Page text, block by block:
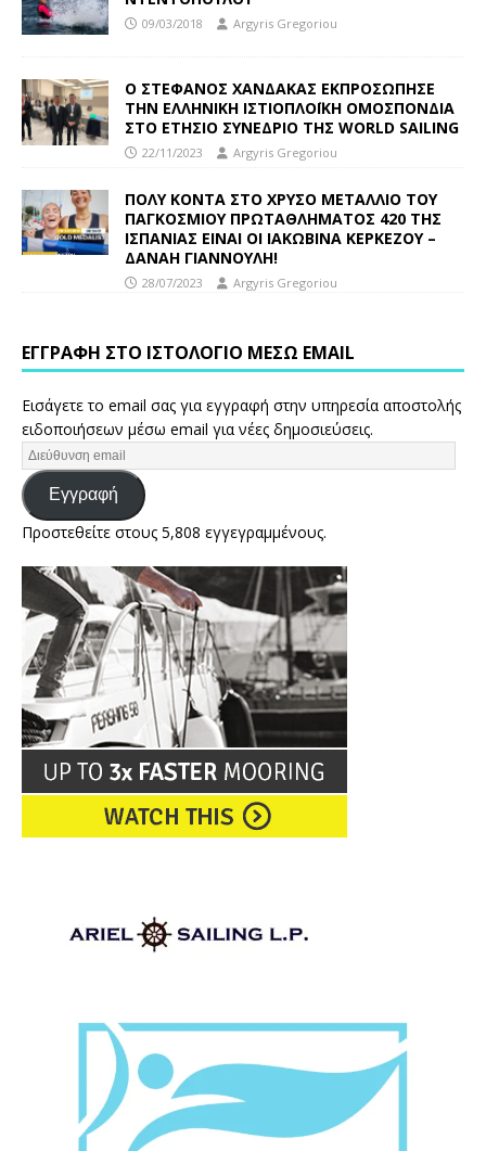
09/03/2018 Argyris Gregoriou
Ο ΣΤΕΦΑΝΟΣ ΧΑΝΔΑΚΑΣ ΕΚΠΡΟΣΩΠΗΣΕ
ΤΗΝ ΕΛΛΗΝΙΚΗ ΙΣΤΙΟΠΛΟΪΚΗ ΟΜΟΣΠΟΝΔΙΑ
ΣΤΟ ΕΤΗΣΙΟ ΣΥΝΕΔΡΙΟ ΤΗΣ WORLD SAILING
22/11/2023 Argyris Gregoriou
ΠΟΛΥ ΚΟΝΤΑ ΣΤΟ ΧΡΥΣΟ ΜΕΤΑΛΛΙΟ ΤΟΥ
ΠΑΓΚΟΣΜΙΟΥ ΠΡΩΤΑΘΛΗΜΑΤΟΣ 420 ΤΗΣ
ΙΣΠΑΝΙΑΣ ΕΙΝΑΙ ΟΙ ΙΑΚΩΒΙΝΑ ΚΕΡΚΕΖΟΥ –
ΔΑΝΑΗ ΓΙΑΝΝΟΥΛΗ!
28/07/2023 Argyris Gregoriou
ΕΓΓΡΑΦΉ ΣΤΟ ΙΣΤΟΛΌΓΙΟ ΜΈΣΩ EMAIL
Εισάγετε το email σας για εγγραφή στην υπηρεσία αποστολής
ειδοποιήσεων μέσω email για νέες δημοσιεύσεις.
Εγγραφή
Προστεθείτε στους 5,808 εγγεγραμμένους.